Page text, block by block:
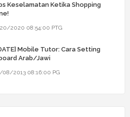
Keselamatan Ketika Shopping
2020 08:54:00 PTG
Mobile Tutor: Cara Setting
Arab/Jawi
08/2013 08:16:00 PG